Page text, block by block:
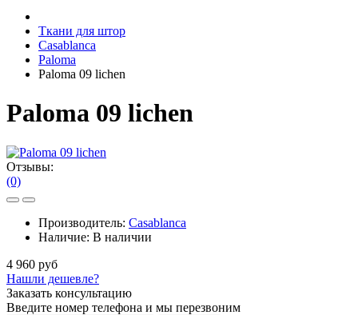
Ткани для штор
Casablanca
Paloma
Paloma 09 lichen
Paloma 09 lichen
Отзывы:
(0)
Производитель: Casablanca
Наличие: В наличии
4 960 руб
Нашли дешевле?
Заказать консультацию
Введите номер телефона и мы перезвоним